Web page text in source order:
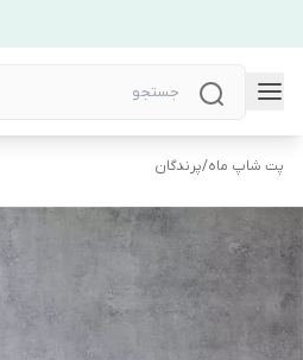
پت شاپ ماه/پرندگان